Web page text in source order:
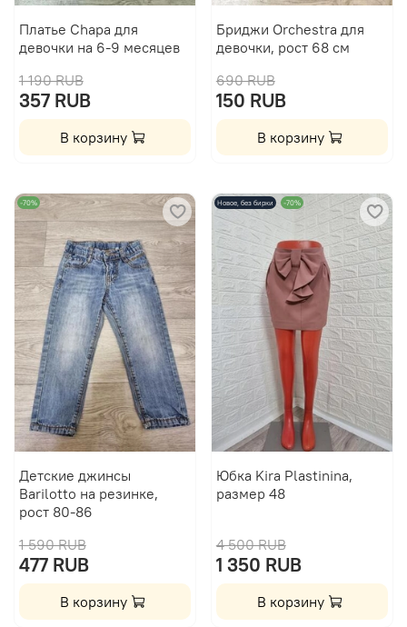
Платье Chapa для
девочки на 6-9 месяцев
1 190 RUB
357 RUB
В корзину
Бриджи Orchestra для
девочки, рост 68 см
690 RUB
150 RUB
В корзину
-70%
Детские джинсы
Barilotto на резинке,
рост 80-86
1 590 RUB
477 RUB
В корзину
Новое, без бирки -70%
Юбка Kira Plastinina,
размер 48
4 500 RUB
1 350 RUB
В корзину